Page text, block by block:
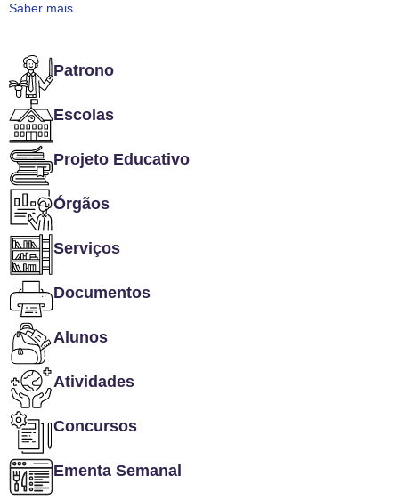
Saber mais
Patrono
Escolas
Projeto Educativo
Órgãos
Serviços
Documentos
Alunos
Atividades
Concursos
Ementa Semanal